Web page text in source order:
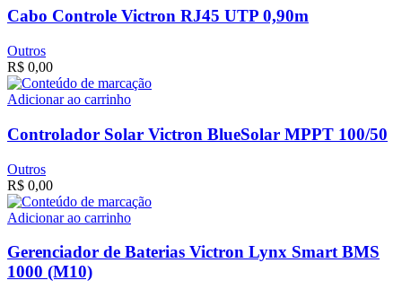
Cabo Controle Victron RJ45 UTP 0,90m
Outros
R$ 0,00
Adicionar ao carrinho
Controlador Solar Victron BlueSolar MPPT 100/50
Outros
R$ 0,00
Adicionar ao carrinho
Gerenciador de Baterias Victron Lynx Smart BMS
1000 (M10)